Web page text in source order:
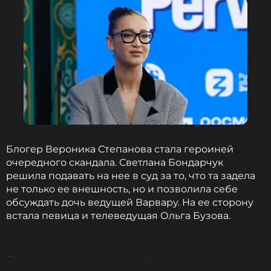
Блогер Вероника Степанова стала героиней
очередного скандала. Светлана Бондарчук
решила подавать на нее в суд за то, что та задела
не только ее внешность, но и позволила себе
обсуждать дочь ведущей Варвару. На ее сторону
встала певица и телеведущая Ольга Бузова.
Степанова заявила, что не только не может